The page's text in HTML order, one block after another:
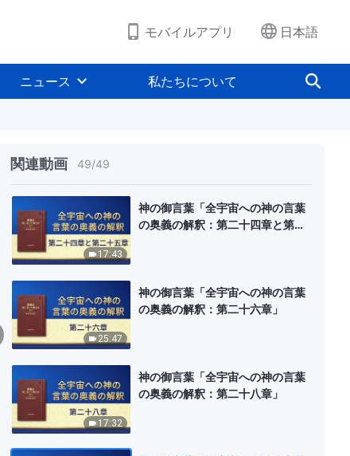
モバイルアプリ 日本語
ニュース 私たちについて
関連動画 49/49
神の御言葉「全宇宙への神の言葉
26:33
17:43
神の御言葉「全宇宙への神の言葉
の奥義の解釈：第二十四章と第二
25:47
神の御言葉「全宇宙への神の言葉
の奥義の解釈：第二十六章」
17:32
神の御言葉「全宇宙への神の言葉
の奥義の解釈：第二十八章」